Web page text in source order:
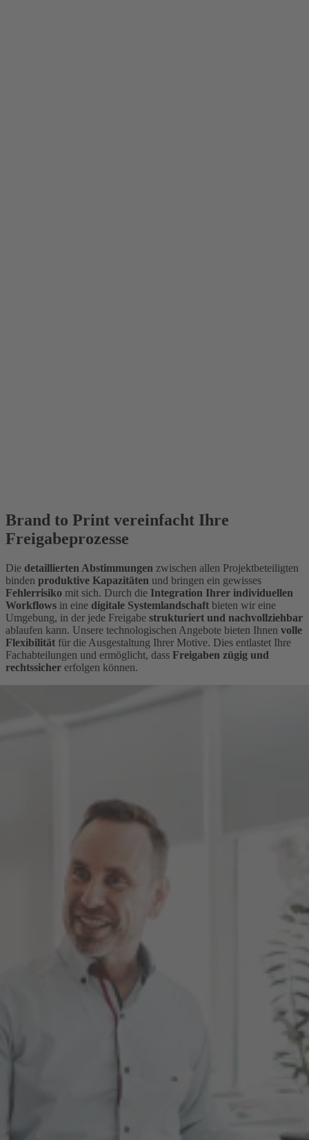
Brand to Print vereinfacht Ihre
Freigabeprozesse
Die detaillierten Abstimmungen zwischen allen Projektbeteiligten
binden produktive Kapazitäten und bringen ein gewisses
Fehlerrisiko mit sich. Durch die Integration Ihrer individuellen
Workflows in eine digitale Systemlandschaft bieten wir eine
Umgebung, in der jede Freigabe strukturiert und nachvollziehbar
ablaufen kann. Unsere technologischen Angebote bieten Ihnen volle
Flexibilität für die Ausgestaltung Ihrer Motive. Dies entlastet Ihre
Fachabteilungen und ermöglicht, dass Freigaben zügig und
rechtssicher erfolgen können.